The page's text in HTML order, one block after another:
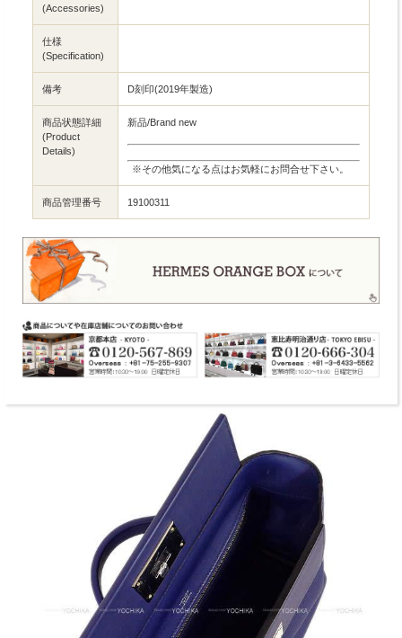
(Accessories)
仕様
(Specification)
備考 D刻印(2019年製造)
商品状態詳細
(Product
Details)
新品/Brand new
※その他気になる点はお気軽にお問合せ下さい。
商品管理番号 19100311